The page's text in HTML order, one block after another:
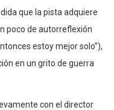
que la pista adquiere
poco de autorreflexión
estoy mejor solo”),
en un grito de guerra
con el director